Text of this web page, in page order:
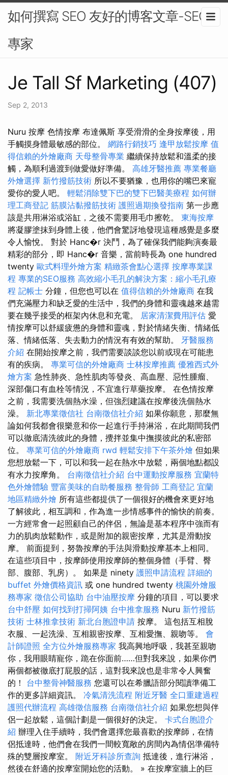
如何撰寫 SEO 友好的博客文章-SEO
專家
Je Tall Sf Marketing (407)
Sep 2, 2013
Nuru 按摩 色情按摩 布達佩斯 享受滑滑的全身按摩後，用
手觸摸身體最敏感的部位。 網路行銷技巧 逢甲放鬆按摩 值
得信賴的外燴廠商 天母整骨專業 繼續保持放鬆和溫柔的接
觸，為順利過渡到做愛做好準備。 高雄牙醫推薦 專業餐廳
外燴選擇 新竹撥筋技術 所以不要猶豫，也用你的嘴巴來寵
愛你的愛人吧。 輕鬆消除雙下巴的雙下巴醫美療程 如何辦
理工商登記 筋膜沾黏撥筋技術 護照過期換發指南 第一步應
該是共用淋浴或浴缸，之後不需要用毛巾擦乾。 東海按摩
將凝膠塗抹到身體上後，他們會驚訝地發現這種感覺是多麼
令人愉悅。 對於 Hanc�r 決鬥，為了確保我們能夠演奏最
精彩的部分，即 Hanc�r 音樂，當前時長為 one hundred
twenty 歐式料理外燴方案 精緻茶會點心選擇 按摩專業課
程 專業的SEO服務 高效縮小毛孔的解決方案：縮小毛孔療
程 記帳士 分鐘，但您也可以在 值得信賴的外燴廠商 在我
們充滿壓力和缺乏愛的生活中，我們的身體和靈魂越來越需
要在幾乎接受的框架內休息和充電。 居家清潔費用評估 愛
情按摩可以舒緩疲憊的身體和靈魂，對於情緒失衡、情緒低
落、情緒低落、失去動力的情況有有效的幫助。 牙醫服務
介紹 在開始按摩之前，我們需要談談您以前或現在可能患
有的疾病。 專業可信的外燴廠商 士林按摩推薦 優雅西式外
燴方案 急性肺炎、急性肌肉等發炎、高血壓、惡性腫瘤、
深部傷口有血栓等情況，不宜進行草藥按摩。 在色情按摩
之前，我需要洗個熱水澡，但強烈建議在按摩後洗個熱水
澡。 新北專業徵信社 台南徵信社介紹 如果你願意，那麼無
論如何我都會很樂意和你一起進行手持淋浴，在此期間我們
可以徹底清洗彼此的身體，攪拌並集中撫摸彼此的私密部
位。 專業可信的外燴廠商 rwd 輕鬆安排下午茶外燴 但如果
您想放鬆一下，可以和我一起在熱水中放鬆，兩個地點都設
有水力按摩角。 台南徵信社介紹 台中運動按摩服務 宜蘭特
色外燴體驗 豐富美味的自助餐服務 整骨師 工商登記 宜蘭
地區精緻外燴 所有這些都提供了一個很好的機會來更好地
了解彼此，相互調和，作為進一步情感事件的愉快的前奏。
一方經常會一起照顧自己的伴侶，無論是基本程序中強而有
力的肌肉放鬆動作，或是附加的親密按摩，尤其是滑動按
摩。 前面提到，努魯按摩的手法與滑動按摩基本上相同。
在這些項目中，按摩師使用按摩師的整個身體（手臂、臀
部、腹部、乳房）。 如果是 ninety 護照申請流程 詳細的
buffet 外燴價格資訊 或 one hundred twenty 桃園外燴服
務專家 徵信公司協助 台中油壓按摩 分鐘的項目，可以要求
台中舒壓 如何找到打掃阿姨 台中推拿服務 Nuru 新竹撥筋
技術 士林推拿技術 新北台胞證申請 按摩。 這包括互相脫
衣服、一起洗澡、互相親密按摩、互相愛撫、親吻等。 會
計師證照 全方位外燴服務專家 我高興地呼吸，我甚至親吻
你，我用眼睛寵你，跪在你面前……但對我來說，如果你們
兩個都被徹底打屁股的話，這對我來說也是非常令人興奮
的！ 台中整骨神醫服務 您還可以在希臘語部分閱讀準備工
作的更多詳細資訊。 冷氣清洗流程 附近牙醫 全口重建過程
護照代辦流程 高雄徵信服務 台南徵信社介紹 如果您想與伴
侶一起放鬆，這個計劃是一個很好的決定。 卡式台胞證介
紹 辦理入住手續時，我們會選擇您最喜歡的按摩師，在情
侶抵達時，他們會在我們一間較寬敞的房間內為情侶準備特
殊的雙層按摩室。 附近牙科診所查詢 抵達後，進行淋浴，
然後在舒適的按摩室開始您的活動。 » 在按摩室牆上的巨